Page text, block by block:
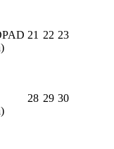
21 22 23
28 29 30